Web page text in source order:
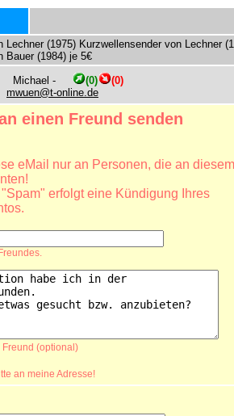
Lechner (1975) Kurzwellensender von Lechner
Bauer (1984) je 5€
Michael - (0)
(0)
mwuen@t-online.de
einen Freund senden
eMail nur an Personen, die an
erfolgt eine Kündigung Ihres
Freund (optional)
an meine Adresse!